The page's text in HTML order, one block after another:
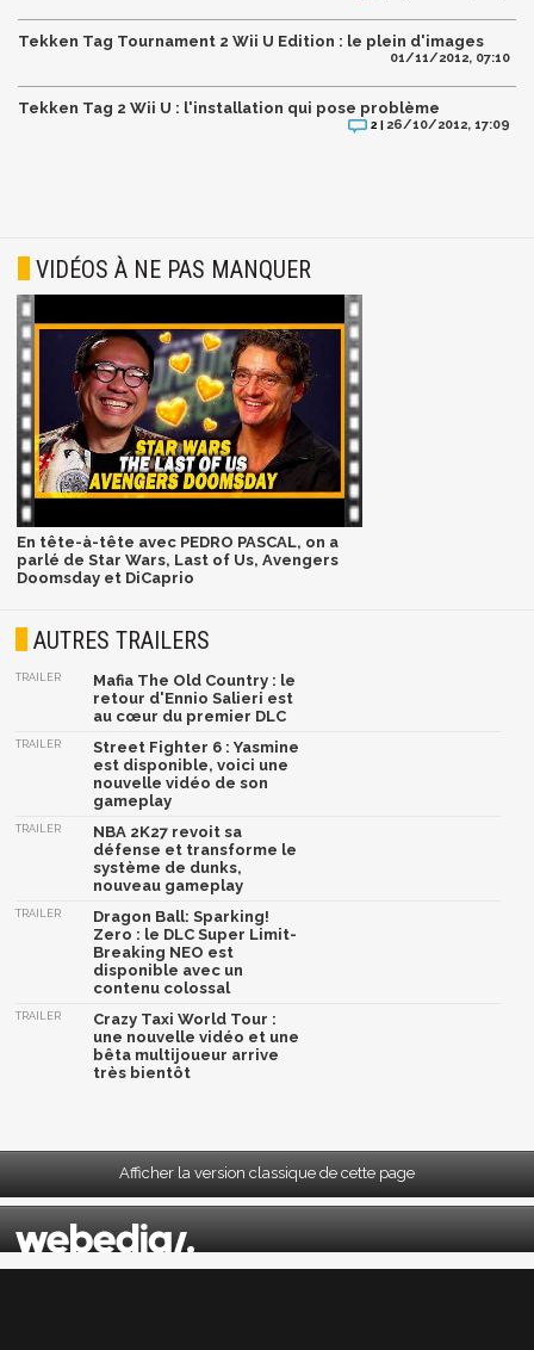
Tekken Tag Tournament 2 Wii U Edition : le plein d'images
01/11/2012, 07:10
Tekken Tag 2 Wii U : l'installation qui pose problème
2 | 26/10/2012, 17:09
VIDÉOS À NE PAS MANQUER
En tête-à-tête avec PEDRO PASCAL, on a
parlé de Star Wars, Last of Us, Avengers
Doomsday et DiCaprio
AUTRES TRAILERS
TRAILER
Mafia The Old Country : le
retour d'Ennio Salieri est
au cœur du premier DLC
TRAILER
Street Fighter 6 : Yasmine
est disponible, voici une
nouvelle vidéo de son
gameplay
TRAILER
NBA 2K27 revoit sa
défense et transforme le
système de dunks,
nouveau gameplay
TRAILER
Dragon Ball: Sparking!
Zero : le DLC Super Limit-
Breaking NEO est
disponible avec un
contenu colossal
TRAILER
Crazy Taxi World Tour :
une nouvelle vidéo et une
bêta multijoueur arrive
très bientôt
Afficher la version classique de cette page